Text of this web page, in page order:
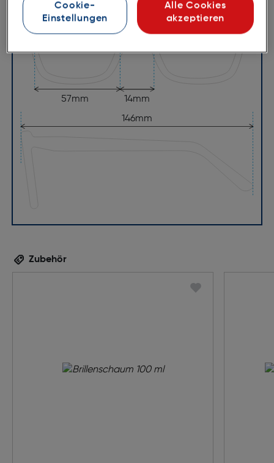
14mm
57mm
146mm
Zubehör
Cookie-
Einstellungen
Alle Cookies
akzeptieren